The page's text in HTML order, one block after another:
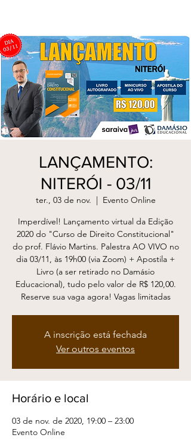
LANÇAMENTO:
NITERÓI - 03/11
ter., 03 de nov.
  |
Evento Online
Imperdível! Lançamento virtual da Edição
2020 do "Curso de Direito Constitucional"
do prof. Flávio Martins. Palestra AO VIVO no
dia 03/11, às 19h00 (via Zoom) + Apostila +
Livro (a ser retirado no Damásio
Educacional), tudo pelo valor de R$ 120,00.
Reserve sua vaga agora! Vagas limitadas
A inscrição está fechada
Ver outros eventos
Horário e local
03 de nov. de 2020, 19:00 – 23:00
Evento Online